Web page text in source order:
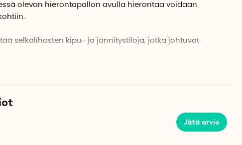
olevan hierontapallon avulla hierontaa voidaan
selkälihasten kipu- ja jännitystiloja, jotka johtuvat
hieromalla verenkierto lisääntyy, mikä voi helpottaa
toisella kädellä ja hiero selkää vastakkaisella
oikeaa puolta, pidä hierontakoukusta kiinni vasemmalla
Silloin vältyt käyttämästä samanaikaisesti hierottavia
selän oikeaa puolta, pidä hierontakoukusta kiinni
Jätä arvio